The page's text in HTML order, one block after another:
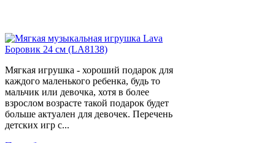
Мягкая игрушка - хороший подарок для
каждого маленького ребенка, будь то
мальчик или девочка, хотя в более
взрослом возрасте такой подарок будет
больше актуален для девочек. Перечень
детских игр с...